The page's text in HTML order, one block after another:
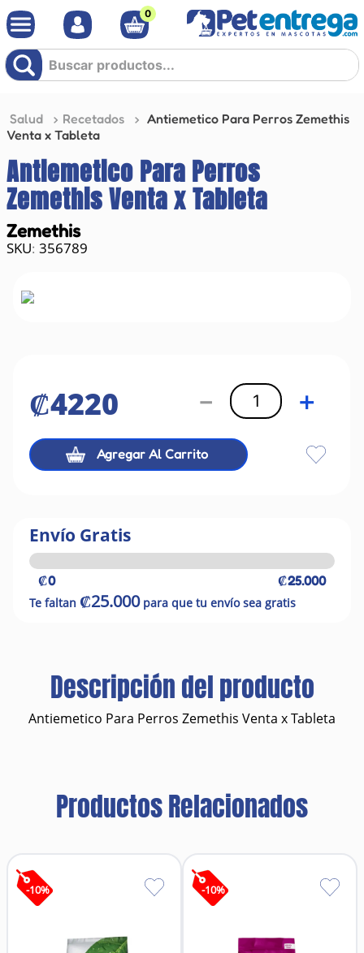
0
Buscar productos...
Salud Recetados
Antiemetico Para Perros Zemethis
Venta x Tableta
Antiemetico Para Perros
Zemethis Venta x Tableta
Zemethis
: 356789
₡4220 ＋
－
Agregar Al Carrito
Envío Gratis
₡0 ₡25.000
Te faltan ₡25.000para que tu envío sea gratis
Descripción del producto
Antiemetico Para Perros Zemethis Venta x Tableta
Productos Relacionados
-10% -10%